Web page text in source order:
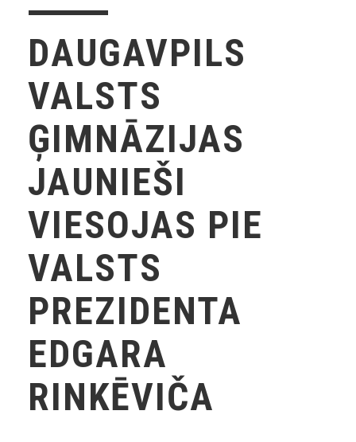
DAUGAVPILS
VALSTS
ĢIMNĀZIJAS
JAUNIEŠI
VIESOJAS PIE
VALSTS
PREZIDENTA
EDGARA
RINKĒVIČA